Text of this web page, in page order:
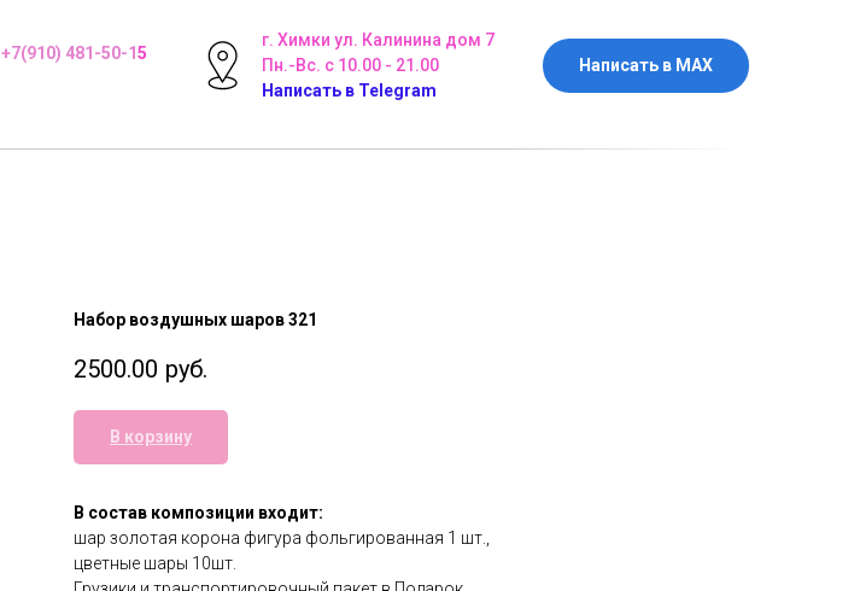
+7(910) 481-50-15
г. Химки ул. Калинина дом 7
Пн.-Вс. с 10.00 - 21.00
Написать в Telegram
Написать в MAX
Набор воздушных шаров 321
2500.00 руб.
В корзину
В состав композиции входит:
шар золотая корона фигура фольгированная 1 шт.,
цветные шары 10шт.